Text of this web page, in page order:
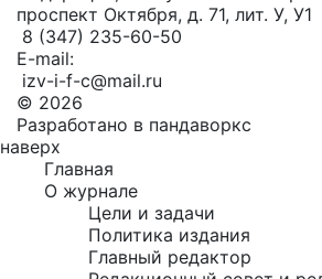
проспект Октября, д. 71, лит. У, У1
8 (347) 235-60-50
E-mail:
izv-i-f-c@mail.ru
© 2026
Разработано в пандаворкс
наверх
Главная
О журнале
Цели и задачи
Политика издания
Главный редактор